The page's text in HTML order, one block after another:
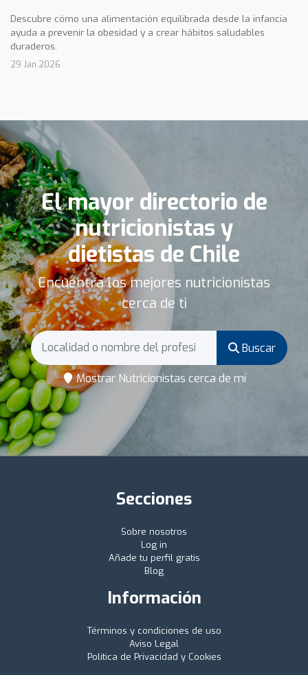
Descubre cómo una alimentación equilibrada desde la infancia
ayuda a prevenir la obesidad y a crear hábitos saludables
duraderos.
29 Jan 2026
El mayor directorio de
nutricionistas y
dietistas de Chile
Encuentra los mejores nutricionistas
cerca de ti
Buscar
Mostrar Nutricionistas cerca de mí
Secciones
Sobre nosotros
Log in
Añade tu perfil gratis
Blog
Información
Términos y condiciones de uso
Aviso Legal
Política de Privacidad y Cookies